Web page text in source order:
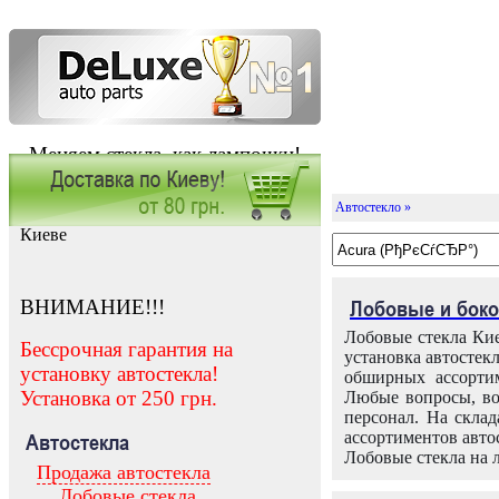
Меняем стекла, как лампочки!
Заказать установку автостекла в
Киеве
ВНИМАНИЕ!!!
Бессрочная гарантия на
установку автостекла!
Установка от 250 грн.
Автостекла
Продажа автостекла
Автостекло »
Лобовые и
Лобовые стекла
установка
обширных
Любые вопросы,
персонал. На
ассортиментов
Лобовые стекла на